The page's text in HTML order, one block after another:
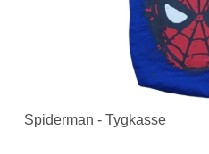
Spiderman - Tygkasse